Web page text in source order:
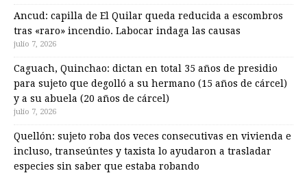
Ancud: capilla de El Quilar queda reducida a escombros
tras «raro» incendio. Labocar indaga las causas
julio 7, 2026
Caguach, Quinchao: dictan en total 35 años de presidio
para sujeto que degolló a su hermano (15 años de cárcel)
y a su abuela (20 años de cárcel)
julio 7, 2026
Quellón: sujeto roba dos veces consecutivas en vivienda e
incluso, transeúntes y taxista lo ayudaron a trasladar
especies sin saber que estaba robando